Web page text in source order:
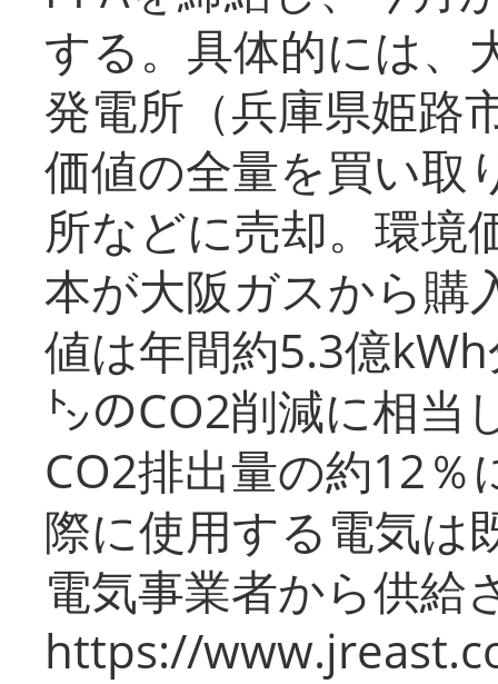
する。具体的には、
発電所（兵庫県姫路
価値の全量を買い取
所などに売却。環境
本が大阪ガスから購
値は年間約5.3億
㌧のCO2削減に相当
CO2排出量の約12％
際に使用する電気は
電気事業者から供給
https://